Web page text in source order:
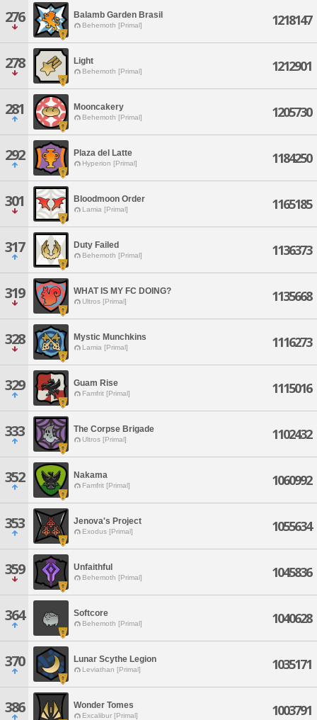
276 Balamb Garden Brasil
Behemoth [Primal] 1218147
278 Light
Behemoth [Primal] 1212901
281 Mooncakery
Behemoth [Primal] 1205730
292 Plaza del Latte
Hyperion [Primal] 1184250
301 Bloodmoon Order
Lamia [Primal] 1165185
317 Duty Failed
Behemoth [Primal] 1136373
319 WHAT IS MY FC DOING?
Ultros [Primal] 1135668
328 Mystic Munchkins
Lamia [Primal] 1116273
329 Guam Rise
Famfrit [Primal] 1115016
333 The Corpse Brigade
Ultros [Primal] 1102432
352 Nakama
Famfrit [Primal] 1060992
353 Jenova's Project
Exodus [Primal] 1055634
359 Unfaithful
Behemoth [Primal] 1045836
364 Softcore
Behemoth [Primal] 1040628
370 Lunar Scythe Legion
Leviathan [Primal] 1035171
386 Wonder Tomes
Excalibur [Primal] 1003791